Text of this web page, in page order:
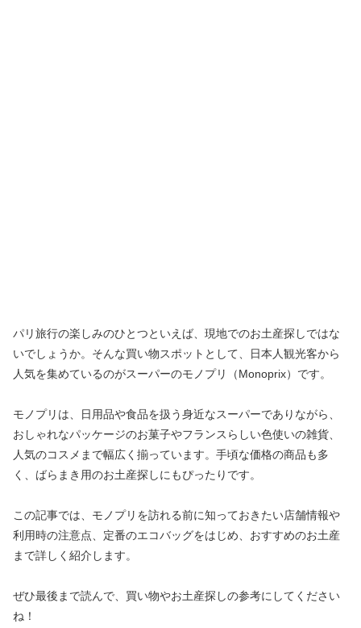
パリ旅行の楽しみのひとつといえば、現地でのお土産探しではな
いでしょうか。そんな買い物スポットとして、日本人観光客から
人気を集めているのがスーパーのモノプリ（Monoprix）です。
モノプリは、日用品や食品を扱う身近なスーパーでありながら、
おしゃれなパッケージのお菓子やフランスらしい色使いの雑貨、
人気のコスメまで幅広く揃っています。手頃な価格の商品も多
く、ばらまき用のお土産探しにもぴったりです。
この記事では、モノプリを訪れる前に知っておきたい店舗情報や
利用時の注意点、定番のエコバッグをはじめ、おすすめのお土産
まで詳しく紹介します。
ぜひ最後まで読んで、買い物やお土産探しの参考にしてください
ね！